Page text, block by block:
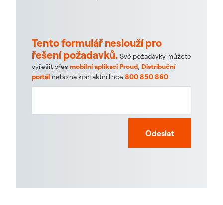
Tento formulář neslouží pro
řešení požadavků. Své požadavky můžete
vyřešit přes mobilní aplikaci Proud, Distribuční
portál nebo na kontaktní lince800 850 860.
Odeslat